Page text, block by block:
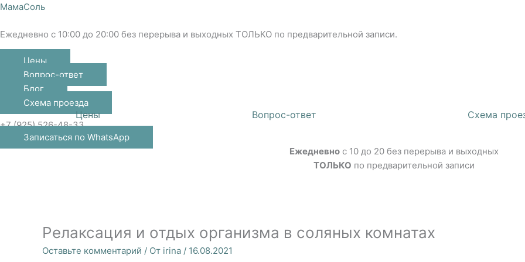
Перейти
содержимому
МамаСоль
Ежедневно с 10:00 до 20:00 без перерыва и выходных ТОЛЬКО по предварительной записи.
Цены
Вопрос-ответ
Блог
Схема проезда
Цены Вопрос-ответ Схема
+7 (925) 526-48-33
Записаться по WhatsApp
Ежедневнос 10 до 20 без перерыва и выходных
ТОЛЬКО по предварительной записи
Релаксация и отдых организма в соляных комнатах
Оставьте комментарий / От irina / 16.08.2021